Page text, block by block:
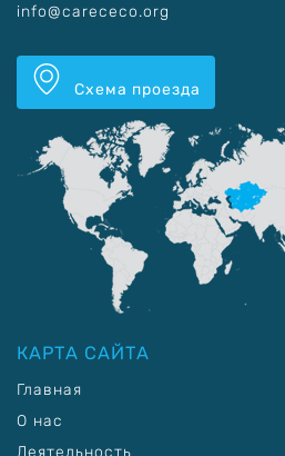
info@carececo.org
Схема проезда
КАРТА САЙТА
Главная
О нас
Деятельность